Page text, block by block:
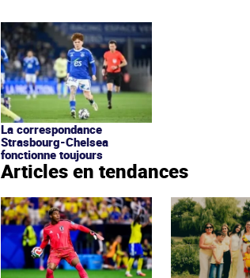
La correspondance
Strasbourg-Chelsea
fonctionne toujours
Articles en tendances